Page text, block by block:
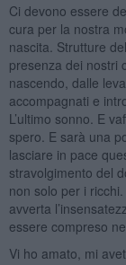
Ci devono essere
cura per la nostra
nascita. Strutture
presenza dei nostri
nascendo, dalle
accompagnati e
L’ultimo sonno. E
spero. E sarà una
lasciare in pace
stravolgimento del
non solo per i
avverta
essere compreso
Vi ho amato, mi